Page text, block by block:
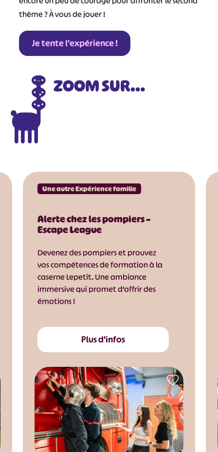
thème ? À vous de jouer !
Je tente l’expérience !
ZOOM SUR…
Une autre Expérience famille
Alerte chez les pompiers –
Escape League
Devenez des pompiers et prouvez
vos compétences de formation à la
caserne Lepetit. Une ambiance
immersive qui promet d’offrir des
émotions !
Plus d’infos